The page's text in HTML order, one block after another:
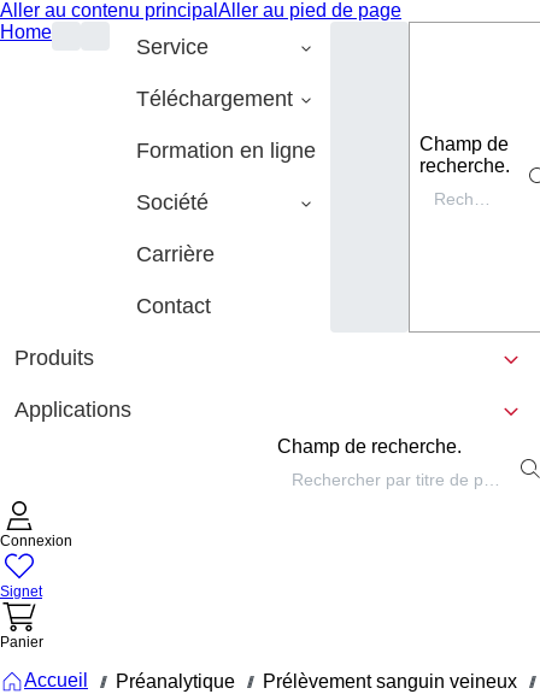
Aller au contenu principal Aller au pied de page
Home
Service
Téléchargement
Formation en ligne
Société
Carrière
Contact
Champ de
recherche.
Produits
Applications
Champ de recherche.
Connexion
Signet
Panier
Accueil /// Préanalytique /// Prélèvement sanguin veineux ///